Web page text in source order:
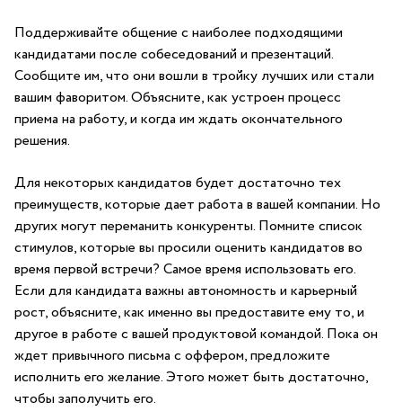
Поддерживайте общение с наиболее подходящими
кандидатами после собеседований и презентаций.
Сообщите им, что они вошли в тройку лучших или стали
вашим фаворитом. Объясните, как устроен процесс
приема на работу, и когда им ждать окончательного
решения.
Для некоторых кандидатов будет достаточно тех
преимуществ, которые дает работа в вашей компании. Но
других могут переманить конкуренты. Помните список
стимулов, которые вы просили оценить кандидатов во
время первой встречи? Самое время использовать его.
Если для кандидата важны автономность и карьерный
рост, объясните, как именно вы предоставите ему то, и
другое в работе с вашей продуктовой командой. Пока он
ждет привычного письма с оффером, предложите
исполнить его желание. Этого может быть достаточно,
чтобы заполучить его.